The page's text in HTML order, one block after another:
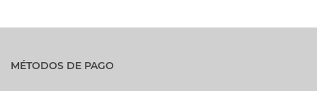
MÉTODOS DE PAGO